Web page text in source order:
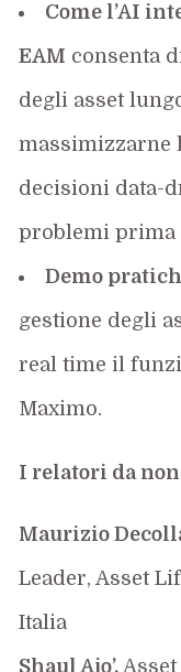
Come l’AI
EAM consenta
degli asset
massimizzarne
decisioni data-
problemi prima
Demo
gestione degli
real time il
Maximo.
I relatori da
Maurizio
Leader, Asset
Italia
Shaul Ajo’,